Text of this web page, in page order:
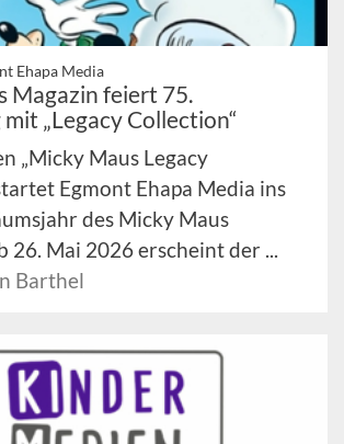
Ehapa Media
Magazin feiert 75.
„Legacy Collection“
„Micky Maus Legacy
Egmont Ehapa Media ins
des Micky Maus
26. Mai 2026 erscheint der ...
Barthel